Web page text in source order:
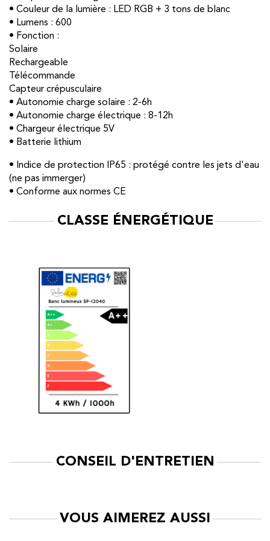
• Couleur de la lumière : LED RGB + 3 tons de blanc
• Lumens : 600
• Fonction :
Solaire
Rechargeable
Télécommande
Capteur crépusculaire
• Autonomie charge solaire : 2-6h
• Autonomie charge électrique : 8-12h
• Chargeur électrique 5V
• Batterie lithium
• Indice de protection IP65 : protégé contre les jets d'eau
(ne pas immerger)
• Conforme aux normes CE
CLASSE ÉNERGÉTIQUE
CONSEIL D'ENTRETIEN
VOUS AIMEREZ AUSSI